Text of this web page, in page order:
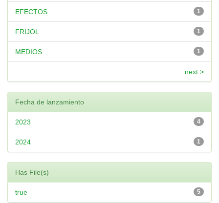
1
EFECTOS
1
FRIJOL
1
MEDIOS
next >
Fecha de lanzamiento
4
2023
1
2024
Has File(s)
5
true